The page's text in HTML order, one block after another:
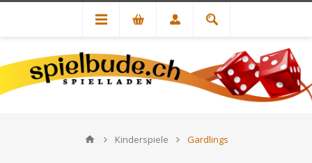
Kinderspiele Gardlings